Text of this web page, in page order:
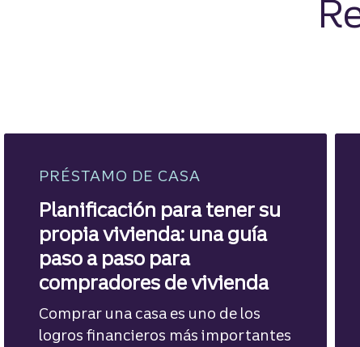
PRÉSTAMO DE CASA
Planificación para tener su
propia vivienda: una guía
paso a paso para
compradores de vivienda
Comprar una casa es uno de los
logros financieros más importantes